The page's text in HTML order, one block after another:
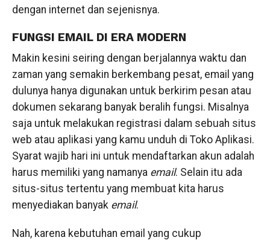
dengan internet dan sejenisnya.
FUNGSI EMAIL DI ERA MODERN
Makin kesini seiring dengan berjalannya waktu dan
zaman yang semakin berkembang pesat, email yang
dulunya hanya digunakan untuk berkirim pesan atau
dokumen sekarang banyak beralih fungsi. Misalnya
saja untuk melakukan registrasi dalam sebuah situs
web atau aplikasi yang kamu unduh di Toko Aplikasi.
Syarat wajib hari ini untuk mendaftarkan akun adalah
harus memiliki yang namanya email. Selain itu ada
situs-situs tertentu yang membuat kita harus
menyediakan banyak email.
Nah, karena kebutuhan email yang cukup